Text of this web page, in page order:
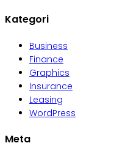
Kategori
Business
Finance
Graphics
Insurance
Leasing
WordPress
Meta